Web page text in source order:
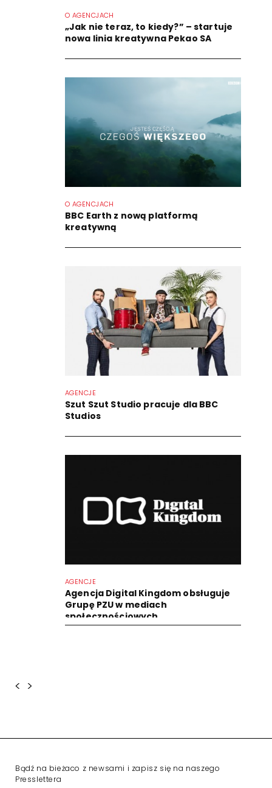
O AGENCJACH
„Jak nie teraz, to kiedy?” – startuje
nowa linia kreatywna Pekao SA
O AGENCJACH
BBC Earth z nową platformą
kreatywną
AGENCJE
Szut Szut Studio pracuje dla BBC
Studios
AGENCJE
Agencja Digital Kingdom obsługuje
Grupę PZU w mediach
społecznościowych
< >
Bądź na bieżaco z newsami i zapisz się na naszego
Presslettera